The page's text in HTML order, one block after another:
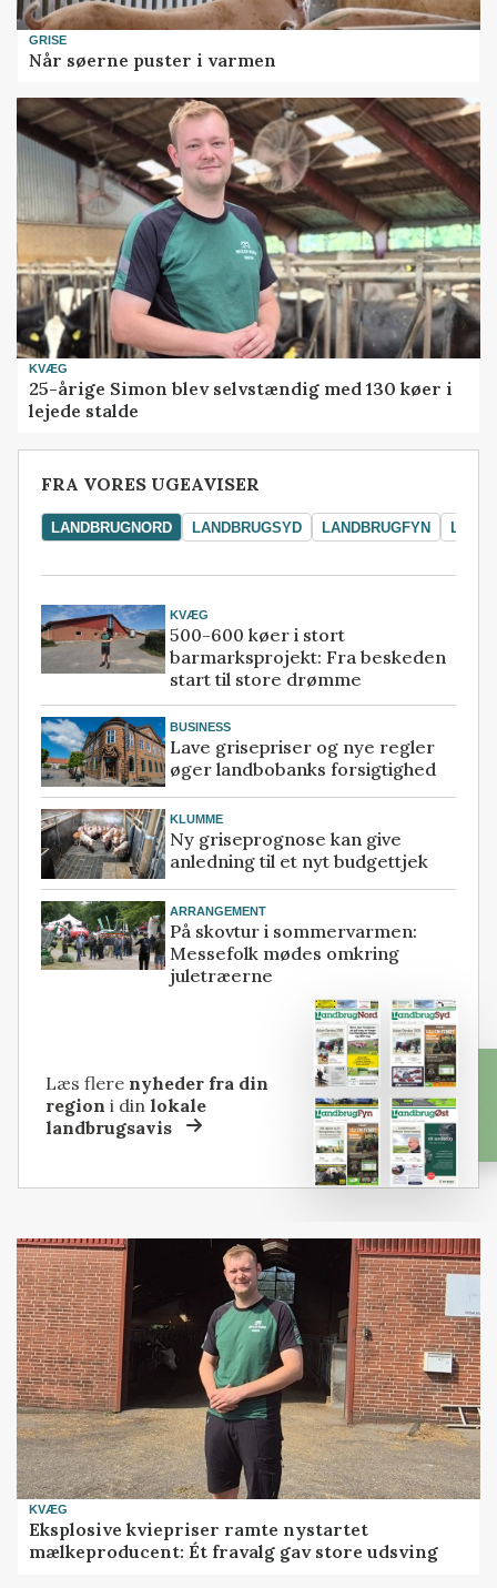
GRISE
Når søerne puster i varmen
KVÆG
25-årige Simon blev selvstændig med 130 køer i
lejede stalde
FRA VORES UGEAVISER
LANDBRUGNORD LANDBRUGSYD LANDBRUGFYN
KVÆG
500-600 køer i stort
barmarksprojekt: Fra beskeden
start til store drømme
BUSINESS
Lave grisepriser og nye regler
øger landbobanks forsigtighed
KLUMME
Ny griseprognose kan give
anledning til et nyt budgettjek
ARRANGEMENT
På skovtur i sommervarmen:
Messefolk mødes omkring
juletræerne
Læs flere nyheder fra din
region i dinlokale
landbrugsavis
KVÆG
Eksplosive kviepriser ramte nystartet
mælkeproducent: Ét fravalg gav store udsving